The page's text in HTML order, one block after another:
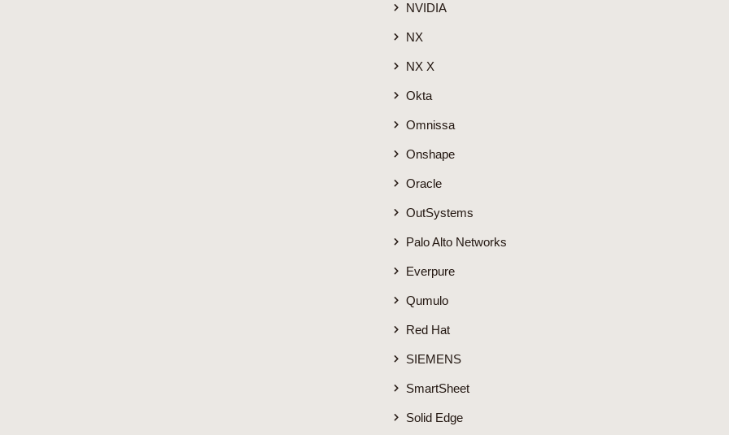
NVIDIA
NX
NX X
Okta
Omnissa
Onshape
Oracle
OutSystems
Palo Alto Networks
Everpure
Qumulo
Red Hat
SIEMENS
SmartSheet
Solid Edge